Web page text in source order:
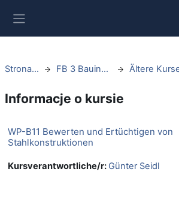
Strona główna FB 3 Bauingenieurwesen
Informacje o kursie
WP-B11 Bewerten und Ertüchtigen von
Stahlkonstruktionen
Kursverantwortliche/r: Günter Seidl